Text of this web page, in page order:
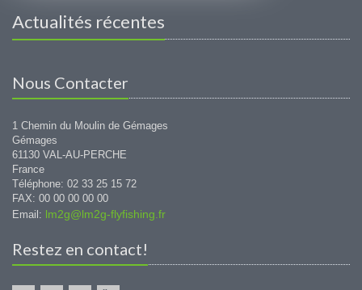
Actualités récentes
Nous Contacter
1 Chemin du Moulin de Gémages
Gémages
61130 VAL-AU-PERCHE
France
Téléphone: 02 33 25 15 72
FAX: 00 00 00 00 00
Email: lm2g@lm2g-flyfishing.fr
Restez en contact!